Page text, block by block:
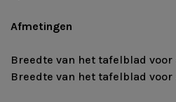
Afmetingen
Breedte van het tafelblad voor
Breedte van het tafelblad voor